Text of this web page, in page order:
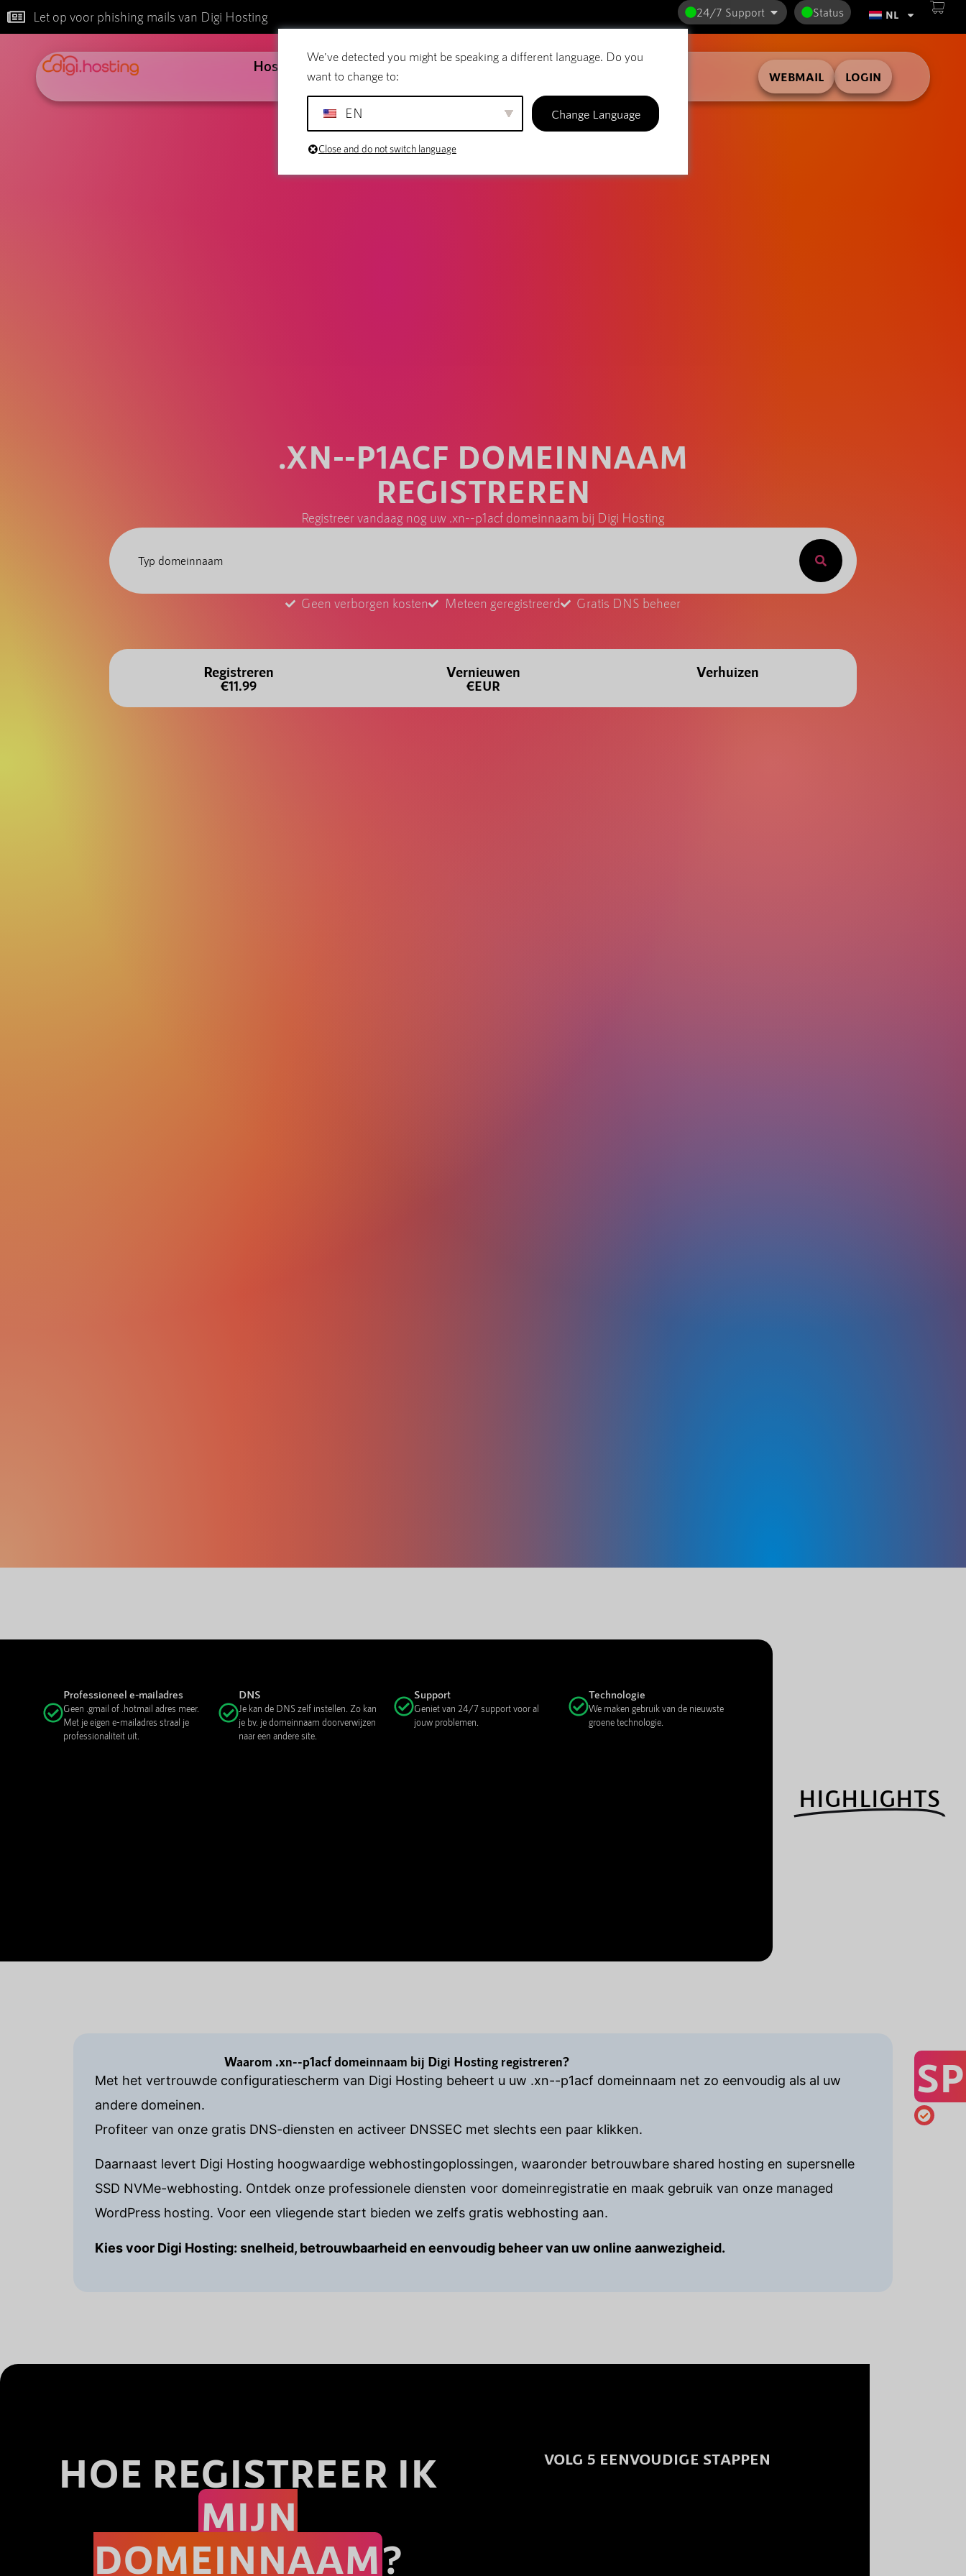
Let op voor phishing mails van Digi Hosting 24/7 Support Status NL
Hosting E-mail Domeinnamen SiteBuilder
WEBMAIL LOGIN
.XN--P1ACF DOMEINNAAM
REGISTREREN
Registreer vandaag nog uw .xn--p1acf domeinnaam bij Digi Hosting
Geen verborgen kosten Meteen geregistreerd Gratis DNS beheer
Registreren
€11.99
Vernieuwen
€EUR
Verhuizen
Professioneel e-mailadres
Geen .gmail of .hotmail adres meer.
Met je eigen e-mailadres straal je
professionaliteit uit.
DNS
Je kan de DNS zelf instellen. Zo kan
je bv. je domeinnaam doorverwijzen
naar een andere site.
Support
Geniet van 24/7 support voor al
jouw problemen.
Technologie
We maken gebruik van de nieuwste
groene technologie.
HIGHLIGHTS
Waarom .xn--p1acf domeinnaam bij Digi Hosting registreren?
Met het vertrouwde configuratiescherm van Digi Hosting beheert u uw .xn--p1acf domeinnaam net zo eenvoudig als al uw
andere domeinen.
Profiteer van onze gratis DNS-diensten en activeer DNSSEC met slechts een paar klikken.
Daarnaast levert Digi Hosting hoogwaardige webhostingoplossingen, waaronder betrouwbare shared hosting en supersnelle
SSD NVMe-webhosting. Ontdek onze professionele diensten voor domeinregistratie en maak gebruik van onze managed
WordPress hosting. Voor een vliegende start bieden we zelfs gratis webhosting aan.
Kies voor Digi Hosting: snelheid, betrouwbaarheid en eenvoudig beheer van uw online aanwezigheid.
HOE REGISTREER IK
MIJN
DOMEINNAAM?
VOLG 5 EENVOUDIGE STAPPEN
We've detected you might be speaking a different language. Do you
want to change to:
EN Change Language
Close and do not switch language